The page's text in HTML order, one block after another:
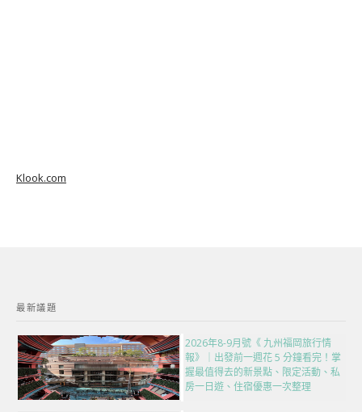
Klook.com
最新議題
2026年8-9月號《 九州福岡旅行情
報》｜出發前一週花 5 分鐘看完！掌
握最值得去的新景點、限定活動、私
房一日遊、住宿優惠一次整理